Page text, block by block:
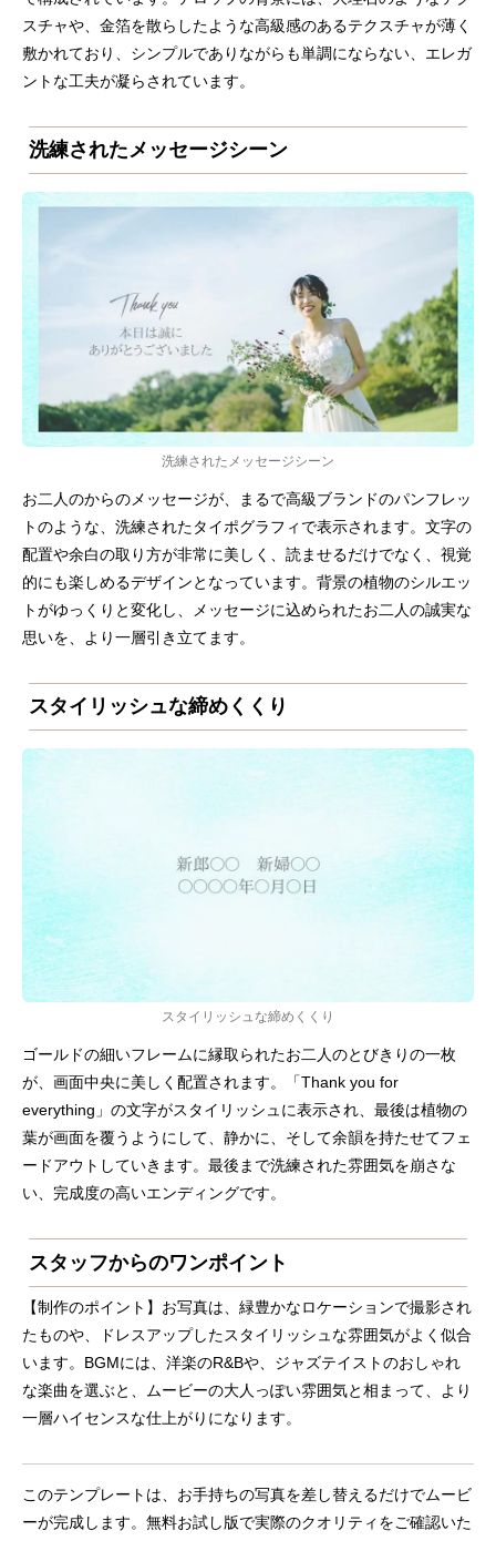
スチャや、金箔を散らしたような高級感のあるテクスチャが薄く
敷かれており、シンプルでありながらも単調にならない、エレガ
ントな工夫が凝らされています。
洗練されたメッセージシーン
洗練されたメッセージシーン
お二人のからのメッセージが、まるで高級ブランドのパンフレッ
トのような、洗練されたタイポグラフィで表示されます。文字の
配置や余白の取り方が非常に美しく、読ませるだけでなく、視覚
的にも楽しめるデザインとなっています。背景の植物のシルエッ
トがゆっくりと変化し、メッセージに込められたお二人の誠実な
思いを、より一層引き立てます。
スタイリッシュな締めくくり
スタイリッシュな締めくくり
ゴールドの細いフレームに縁取られたお二人のとびきりの一枚
が、画面中央に美しく配置されます。「Thank you for
everything」の文字がスタイリッシュに表示され、最後は植物の
葉が画面を覆うようにして、静かに、そして余韻を持たせてフェ
ードアウトしていきます。最後まで洗練された雰囲気を崩さな
い、完成度の高いエンディングです。
スタッフからのワンポイント
【制作のポイント】お写真は、緑豊かなロケーションで撮影され
たものや、ドレスアップしたスタイリッシュな雰囲気がよく似合
います。BGMには、洋楽のR&Bや、ジャズテイストのおしゃれ
な楽曲を選ぶと、ムービーの大人っぽい雰囲気と相まって、より
一層ハイセンスな仕上がりになります。
このテンプレートは、お手持ちの写真を差し替えるだけでムービ
ーが完成します。無料お試し版で実際のクオリティをご確認いた